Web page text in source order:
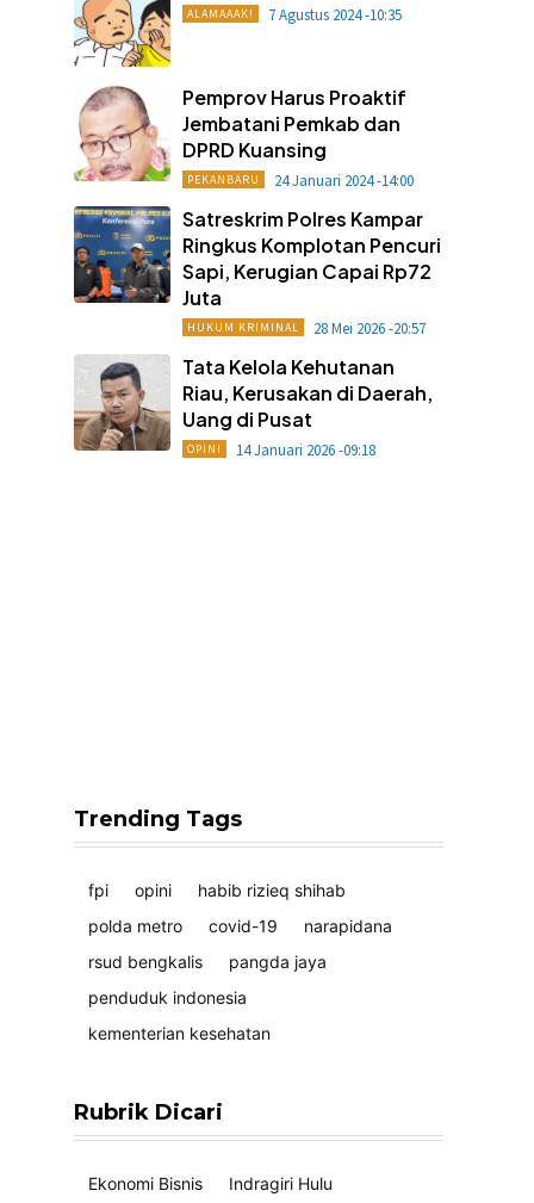
ALAMAAAK! 7 Agustus 2024 -10:35
Pemprov Harus Proaktif
Jembatani Pemkab dan
DPRD Kuansing
PEKANBARU 24 Januari 2024 -14:00
Satreskrim Polres Kampar
Ringkus Komplotan Pencuri
Sapi, Kerugian Capai Rp72
Juta
HUKUM KRIMINAL 28 Mei 2026 -20:57
Tata Kelola Kehutanan
Riau, Kerusakan di Daerah,
Uang di Pusat
OPINI 14 Januari 2026 -09:18
Trending Tags
fpi opini
habib rizieq shihab
polda metro
covid-19
narapidana
rsud bengkalis
pangda jaya
penduduk indonesia
kementerian kesehatan
Rubrik Dicari
Ekonomi Bisnis Indragiri Hulu